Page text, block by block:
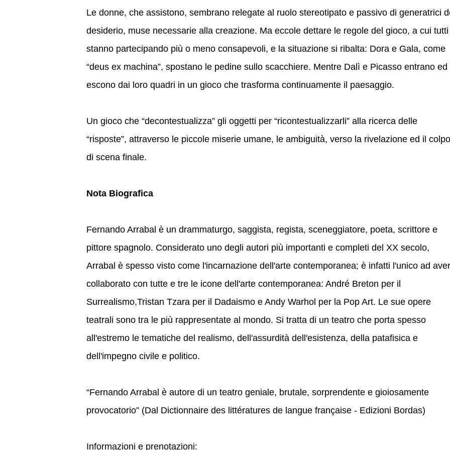
Le donne, che assistono, sembrano relegate al ruolo stereotipato e passivo di generatrici
desiderio, muse necessarie alla creazione. Ma eccole dettare le regole del gioco, a cui tutti
stanno partecipando più o meno consapevoli, e la situazione si ribalta: Dora e Gala, come
“deus ex machina”, spostano le pedine sullo scacchiere. Mentre Dalì e Picasso entrano ed
escono dai loro quadri in un gioco che trasforma continuamente il paesaggio.
Un gioco che “decontestualizza” gli oggetti per “ricontestualizzarli” alla ricerca delle
“risposte”, attraverso le piccole miserie umane, le ambiguità, verso la rivelazione ed il colpo
di scena finale.
Nota Biografica
Fernando Arrabal è un drammaturgo, saggista, regista, sceneggiatore, poeta, scrittore e
pittore spagnolo. Considerato uno degli autori più importanti e completi del XX secolo,
Arrabal è spesso visto come l'incarnazione dell'arte contemporanea; è infatti l'unico ad aver
collaborato con tutte e tre le icone dell'arte contemporanea: André Breton per il
Surrealismo,Tristan Tzara per il Dadaismo e Andy Warhol per la Pop Art. Le sue opere
teatrali sono tra le più rappresentate al mondo. Si tratta di un teatro che porta spesso
all'estremo le tematiche del realismo, dell'assurdità dell'esistenza, della patafisica e
dell'impegno civile e politico.
“Fernando Arrabal è autore di un teatro geniale, brutale, sorprendente e gioiosamente
provocatorio” (Dal Dictionnaire des littératures de langue française - Edizioni Bordas)
Informazioni e prenotazioni: